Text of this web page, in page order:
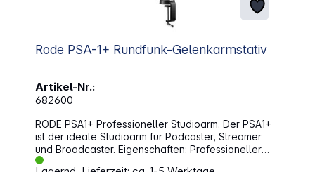
Rode PSA-1+ Rundfunk-Gelenkarmstativ
Artikel-Nr.:
682600
RODE PSA1+ Professioneller Studioarm. Der PSA1+
ist der ideale Studioarm für Podcaster, Streamer
und Broadcaster. Eigenschaften: Professioneller
Premium-Studioarm für Podcaster, Streamer, Sender